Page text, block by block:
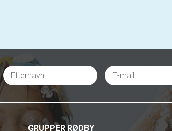
GRUPPER RØDBY